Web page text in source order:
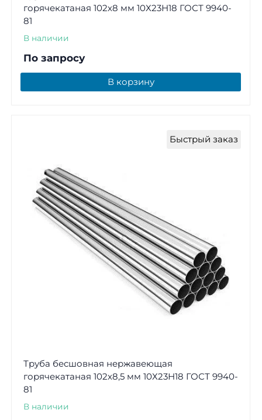
горячекатаная 102х8 мм 10Х23Н18 ГОСТ 9940-
81
В наличии
По запросу
В корзину
Быстрый заказ
Труба бесшовная нержавеющая
горячекатаная 102х8,5 мм 10Х23Н18 ГОСТ 9940-
81
В наличии